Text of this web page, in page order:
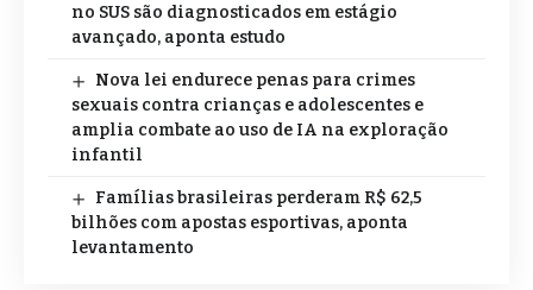
no SUS são diagnosticados em estágio
avançado, aponta estudo
Nova lei endurece penas para crimes
sexuais contra crianças e adolescentes e
amplia combate ao uso de IA na exploração
infantil
Famílias brasileiras perderam R$ 62,5
bilhões com apostas esportivas, aponta
levantamento